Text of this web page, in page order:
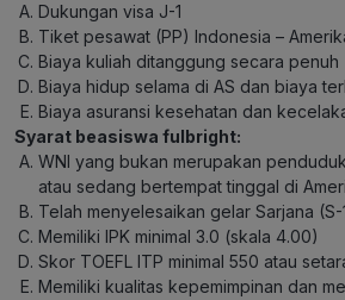
Dukungan visa J-1
Tiket pesawat (PP) Indonesia –
Biaya kuliah ditanggung secara penuh
Biaya hidup selama di AS dan biaya
Biaya asuransi kesehatan dan
Syarat beasiswa fulbright:
WNI yang bukan merupakan
atau sedang bertempat tinggal di
Telah menyelesaikan gelar Sarjana (S-
Memiliki IPK minimal 3.0 (skala 4.00)
Skor TOEFL ITP minimal 550 atau
Memiliki kualitas kepemimpinan dan